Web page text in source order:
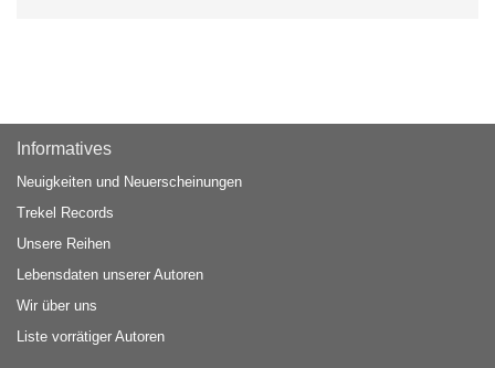
Informatives
Neuigkeiten und Neuerscheinungen
Trekel Records
Unsere Reihen
Lebensdaten unserer Autoren
Wir über uns
Liste vorrätiger Autoren